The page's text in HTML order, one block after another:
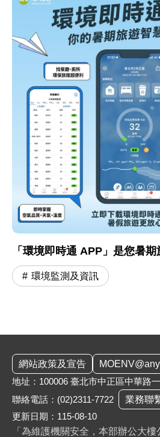
「環境即時通 APP」是您暑期
環境監測及資訊
網站政策及宣告
地址：100006 臺北市中正區中華路
聯絡電話： (02)2311-7722
業務聯
更新日期：115-08-10
「為維護機關安全，本部辦公大